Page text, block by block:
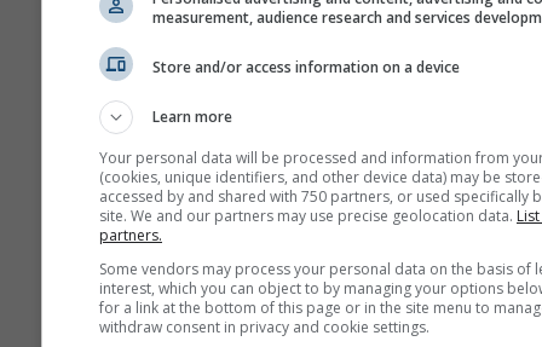
Apparence
Jours
Fond
Avec image de fond
Avec couleur de fond
Pas de fond : Texte
measurement, audience research and services
Store and/or access information on a device
Learn more
Your personal data will be processed and information from
(cookies, unique identifiers, and other device data) may be
accessed by and shared with 750 partners, or used specifically
site. We and our partners may use precise geolocation data.
partners.
Some vendors may process your personal data on the basis of
interest, which you can object to by managing your options
for a link at the bottom of this page or in the site menu to
withdraw consent in privacy and cookie settings.